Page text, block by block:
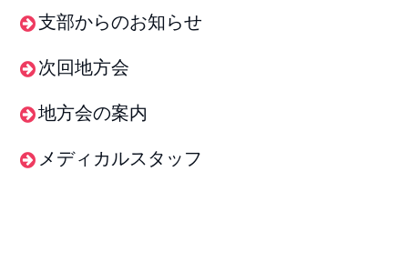
支部からのお知らせ
次回地方会
地方会の案内
メディカルスタッフ